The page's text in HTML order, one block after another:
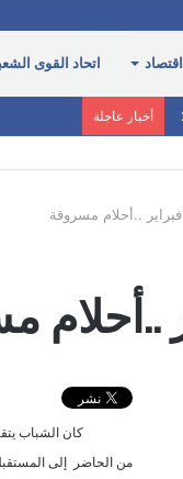
اقتصاد اتحاد القوى
أخبار عاجلة
كان الشباب
من الحاضر إلى